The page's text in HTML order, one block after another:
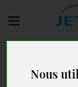
Nous